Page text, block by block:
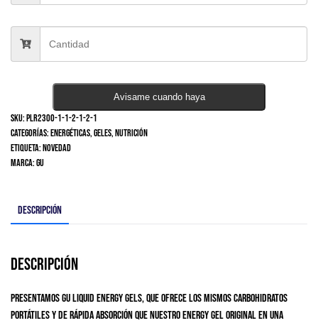
Avisame cuando haya
SKU:PLR2300-1-1-2-1-2-1
Categorías:Energéticas,Geles,Nutrición
Etiqueta:Novedad
Marca:Gu
Descripción
Descripción
Presentamos GU Liquid Energy Gels, que ofrece los mismos carbohidratos
portátiles y de rápida absorción que nuestro Energy Gel original en una